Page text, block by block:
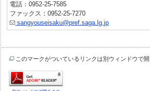
電話：0952-25-7585
ファックス：0952-25-7270
sangyouseisaku@pref.saga.lg.jp
このマークがついているリンクは別ウィンドウで